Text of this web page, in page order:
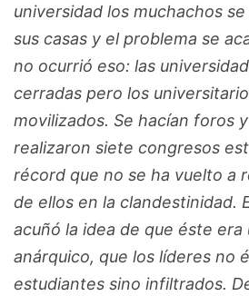
universidad los muchachos
sus casas y el problema se
no ocurrió eso: las
cerradas pero los
movilizados. Se hacían foros
realizaron siete congresos
récord que no se ha vuelto a
de ellos en la clandestinidad.
acuñó la idea de que éste
anárquico, que los líderes no
estudiantes sino infiltrados.